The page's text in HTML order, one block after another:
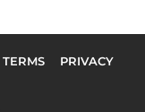
TERMS
PRIVACY